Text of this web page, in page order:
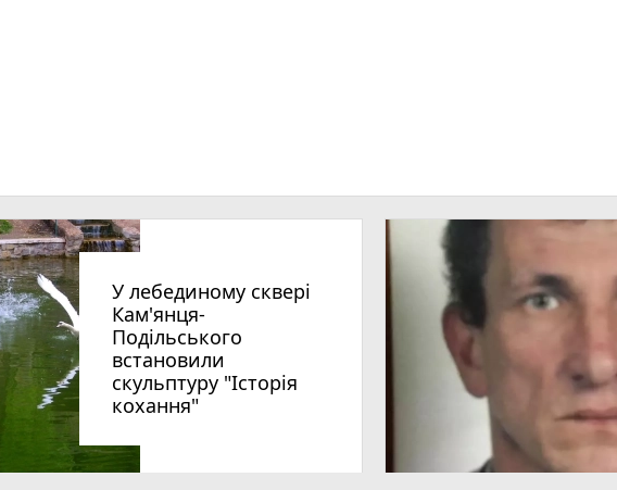
У лебединому сквері
Кам'янця-
Подільського
встановили
скульптуру "Історія
кохання"